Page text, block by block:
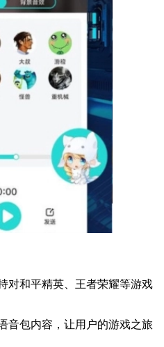
对和平精英、王者荣耀等游戏
音包内容，让用户的游戏之旅